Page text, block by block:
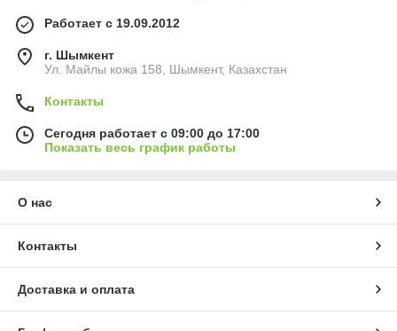
Работает с 19.09.2012
г. Шымкент
Ул. Майлы кожа 158, Шымкент, Казахстан
Контакты
Сегодня работает с 09:00 до 17:00
Показать весь график работы
О нас
Контакты
Доставка и оплата